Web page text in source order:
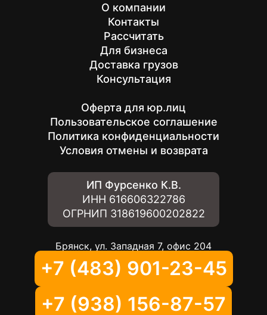
О компании
Контакты
Рассчитать
Для бизнеса
Доставка грузов
Консультация
Оферта для юр.лиц
Пользовательское соглашение
Политика конфиденциальности
Условия отмены и возврата
ИП Фурсенко К.В.
ИНН 616606322786
ОГРНИП 318619600202822
Брянск, ул. Западная 7, офис 204
+7 (483) 901-23-45
+7 (938) 156-87-57